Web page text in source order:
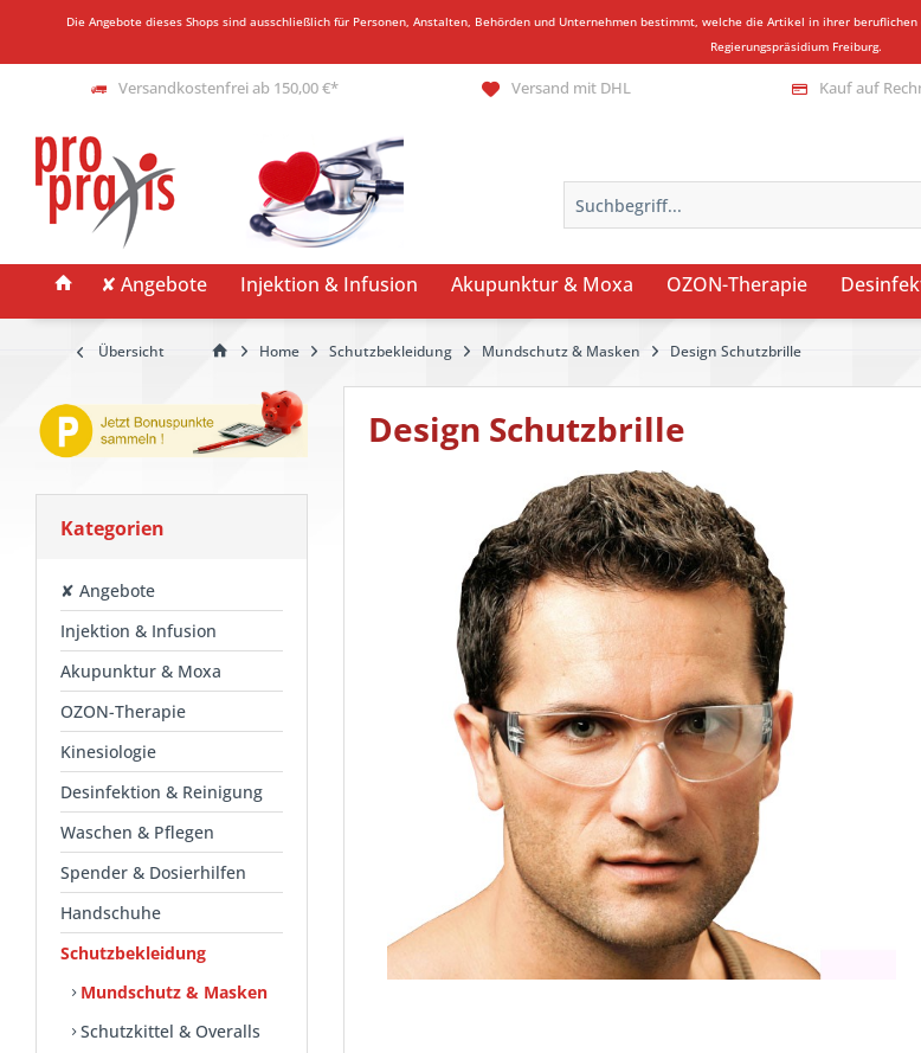
Die Angebote dieses Shops sind ausschließlich für Personen, Anstalten, Behörden und Unternehmen bestimmt, welche die Artikel in ihrer
Regierungspräsidium Freiburg.
Versandkostenfrei ab 150,00 €* Versand mit DHL Kauf auf
✘ Angebote Injektion & Infusion Akupunktur & Moxa OZON-Therapie
Übersicht Home Schutzbekleidung Mundschutz & Masken Design Schutzbrille
Kategorien
✘ Angebote
Injektion & Infusion
Akupunktur & Moxa
OZON-Therapie
Kinesiologie
Desinfektion & Reinigung
Waschen & Pflegen
Spender & Dosierhilfen
Handschuhe
Schutzbekleidung
Mundschutz & Masken
Schutzkittel & Overalls
Design Schutzbrille